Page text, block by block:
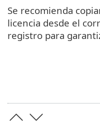
Se recomienda
licencia desde el
registro para